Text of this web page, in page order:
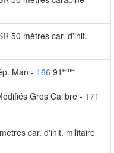
50 mètres car. d'init.
Man - 166 91 ème
Gros Calibre - 171
car. d'init. militaire